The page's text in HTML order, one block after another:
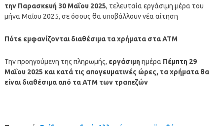
την Παρασκευή 30 Μαΐου 2025, τελευταία εργάσιμη μέρα του
μήνα Μαΐου 2025, σε όσους θα υποβάλλουν νέα αίτηση
Πότε εμφανίζονται διαθέσιμα τα χρήματα στα ΑΤΜ
Την προηγούμενη της πληρωμής, εργάσιμηημέρα Πέμπτη 29
Μαΐου 2025 και κατά τις απογευματινές ώρες, τα χρήματα θα
είναι διαθέσιμα από τα ΑΤΜ των τραπεζών